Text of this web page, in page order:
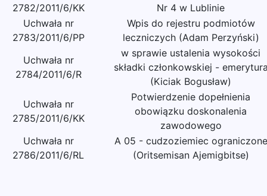
2782/2011/6/KK
Nr 4 w Lublinie
Uchwała nr
2783/2011/6/PP
Wpis do rejestru podmiotów
leczniczych (Adam Perzyński)
Uchwała nr
2784/2011/6/R
w sprawie ustalenia wysokości
składki członkowskiej -
(Kiciak Bogusław)
Uchwała nr
2785/2011/6/KK
Potwierdzenie dopełnienia
obowiązku doskonalenia
zawodowego
Uchwała nr
2786/2011/6/RL
A 05 - cudzoziemiec ograniczone
(Oritsemisan Ajemigbitse)